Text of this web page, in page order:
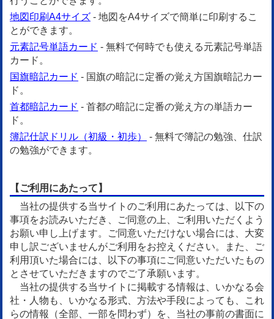
地図印刷A4サイズ - 地図をA4サイズで簡単に印刷するこ
とができます。
元素記号単語カード - 無料で何時でも使える元素記号単語
カード。
国旗暗記カード - 国旗の暗記に定番の覚え方国旗暗記カー
ド。
首都暗記カード - 首都の暗記に定番の覚え方の単語カー
ド。
簿記仕訳ドリル（初級・初歩）
- 無料で簿記の勉強、仕訳
の勉強ができます。
【ご利用にあたって】
当社の提供する当サイトのご利用にあたっては、以下の
事項をお読みいただき、ご同意の上、ご利用いただくよう
お願い申し上げます。ご同意いただけない場合には、大変
申し訳ございませんがご利用をお控えください。また、ご
利用頂いた場合には、以下の事項にご同意いただいたもの
とさせていただきますのでご了承願います。
当社の提供する当サイトに掲載する情報は、いかなる会
社・人物も、いかなる形式、方法や手段によっても、これ
らの情報（全部、一部を問わず）を、当社の事前の書面に